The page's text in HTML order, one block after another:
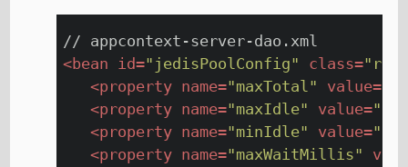
// appcontext-server-dao.xml
<bean id="jedisPoolConfig" class=
<property name="maxTotal" value=
<property name="maxIdle" value=
<property name="minIdle" value="10"
<property name="maxWaitMillis"